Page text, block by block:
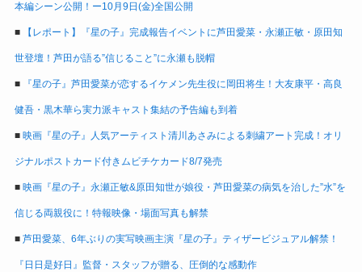
本編シーン公開！ー10月9日(金)全国公開
■ 【レポート】『星の子』完成報告イベントに芦田愛菜・永瀬正敏・原田知
世登壇！芦田が語る”信じること”に永瀬も脱帽
■ 『星の子』芦田愛菜が恋するイケメン先生役に岡田将生！大友康平・高良
健吾・黒木華ら実力派キャスト集結の予告編も到着
■ 映画『星の子』人気アーティスト清川あさみによる刺繍アート完成！オリ
ジナルポストカード付きムビチケカード8/7発売
■ 映画『星の子』永瀬正敏&原田知世が娘役・芦田愛菜の病気を治した”水”を
信じる両親役に！特報映像・場面写真も解禁
■ 芦田愛菜、6年ぶりの実写映画主演『星の子』ティザービジュアル解禁！
『日日是好日』監督・スタッフが贈る、圧倒的な感動作